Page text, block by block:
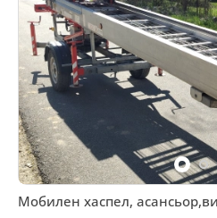
Мобилен хаспел,